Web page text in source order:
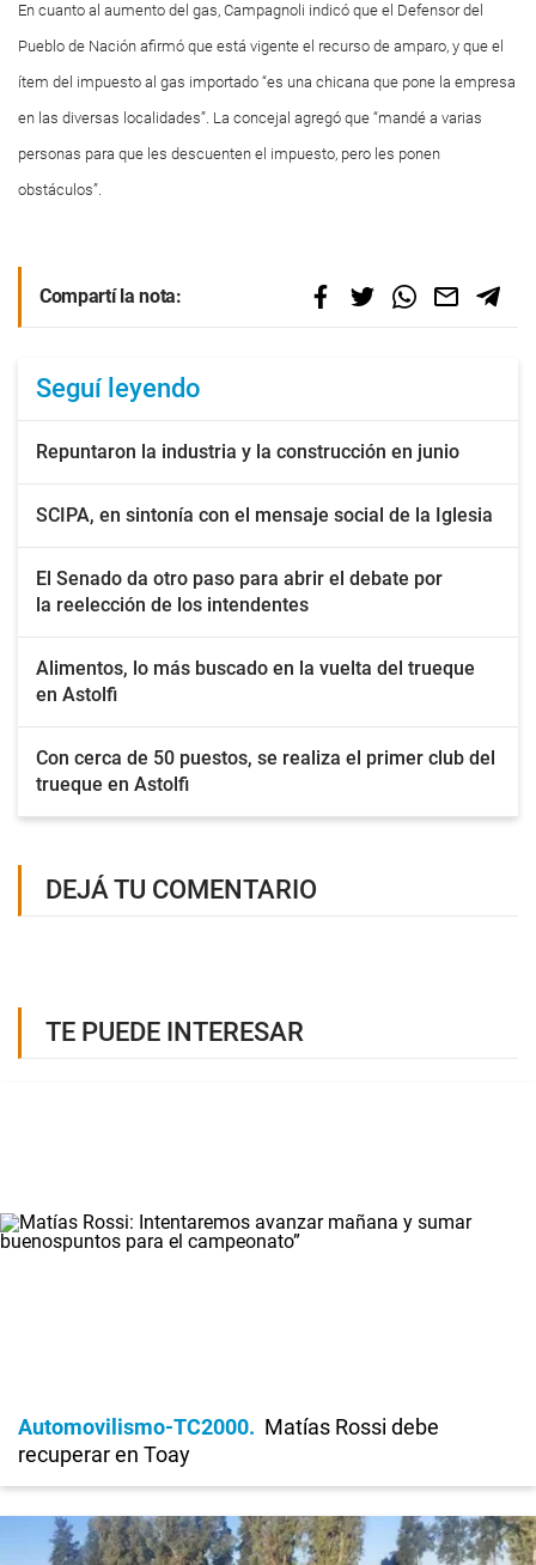
En cuanto al aumento del gas, Campagnoli indicó que el Defensor del
Pueblo de Nación afirmó que está vigente el recurso de amparo, y que el
ítem del impuesto al gas importado “es una chicana que pone la empresa
en las diversas localidades”. La concejal agregó que “mandé a varias
personas para que les descuenten el impuesto, pero les ponen
obstáculos”.
Compartí la nota:
Seguí leyendo
Repuntaron la industria y la construcción en junio
SCIPA, en sintonía con el mensaje social de la Iglesia
El Senado da otro paso para abrir el debate por
la reelección de los intendentes
Alimentos, lo más buscado en la vuelta del trueque
en Astolfi
Con cerca de 50 puestos, se realiza el primer club del
trueque en Astolfi
DEJÁ TU COMENTARIO
TE PUEDE INTERESAR
Automovilismo-TC2000
Matías Rossi debe
recuperar en Toay